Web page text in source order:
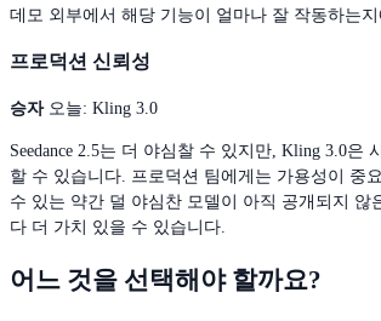
데모 외부에서 해당 기능이 얼마나 잘 작동하는
프로덕션 신뢰성
승자오늘: Kling 3.0
Seedance 2.5는 더 야심찰 수 있지만, Kling 3.0은
할 수 있습니다. 프로덕션 팀에게는 가용성이 중
수 있는 약간 덜 야심찬 모델이 아직 공개되지 않
다 더 가치 있을 수 있습니다.
어느 것을 선택해야 할까요?